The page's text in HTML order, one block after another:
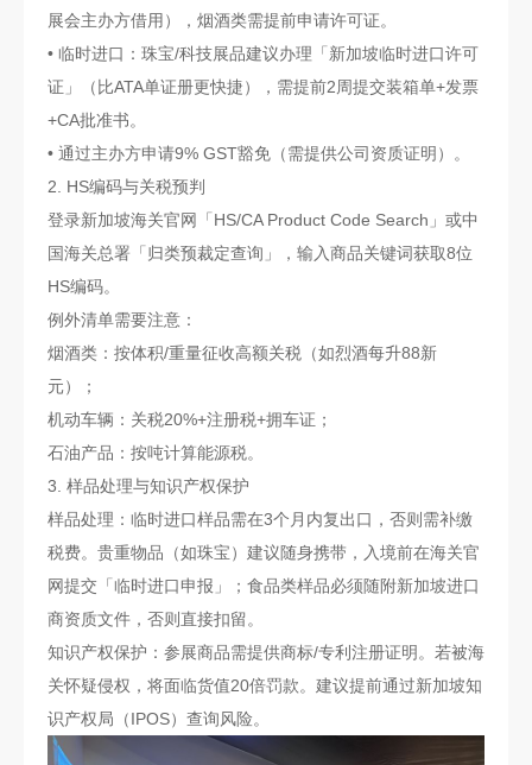
展会主办方借用），烟酒类需提前申请许可证。
• 临时进口：珠宝/科技展品建议办理「新加坡临时进口许可
证」（比ATA单证册更快捷），需提前2周提交装箱单+发票
+CA批准书。
• 通过主办方申请9% GST豁免（需提供公司资质证明）。
2. HS编码与关税预判
登录新加坡海关官网「HS/CA Product Code Search」或中
国海关总署「归类预裁定查询」，输入商品关键词获取8位
HS编码。
例外清单需要注意：
烟酒类：按体积/重量征收高额关税（如烈酒每升88新
元）；
机动车辆：关税20%+注册税+拥车证；
石油产品：按吨计算能源税。
3. 样品处理与知识产权保护
样品处理：临时进口样品需在3个月内复出口，否则需补缴
税费。贵重物品（如珠宝）建议随身携带，入境前在海关官
网提交「临时进口申报」；食品类样品必须随附新加坡进口
商资质文件，否则直接扣留。
知识产权保护：参展商品需提供商标/专利注册证明。若被海
关怀疑侵权，将面临货值20倍罚款。建议提前通过新加坡知
识产权局（IPOS）查询风险。